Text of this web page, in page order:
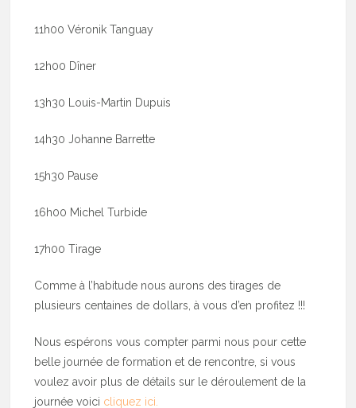
11h00 Véronik Tanguay
12h00 Dîner
13h30 Louis-Martin Dupuis
14h30 Johanne Barrette
15h30 Pause
16h00 Michel Turbide
17h00 Tirage
Comme à l’habitude nous aurons des tirages de
plusieurs centaines de dollars, à vous d’en profitez !!!
Nous espérons vous compter parmi nous pour cette
belle journée de formation et de rencontre, si vous
voulez avoir plus de détails sur le déroulement de la
journée voici cliquez ici.